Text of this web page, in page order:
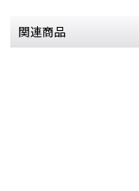
関連商品